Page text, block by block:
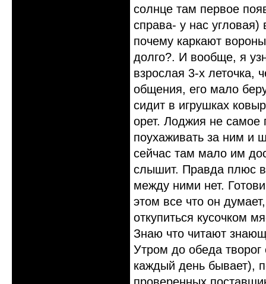
солнце там первое
справа- у нас
почему каркают
долго?. И вообще, я
взрослая 3-х леточка,
общения, его мало
сидит в игрушках
орет. Лоджия не
поухаживать за ним и
сейчас там мало им
слышит. Правда плюс в
между ними нет.
этом все что он
откупиться кусочком
Знаю что читают
Утром до обеда
каждый день бывает),